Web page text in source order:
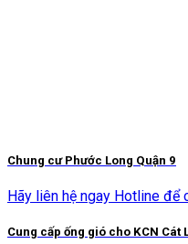
Chung cư Phước Long Quận 9
Hãy liên hệ ngay Hotline
Cung cấp ống gió cho KCN Cát